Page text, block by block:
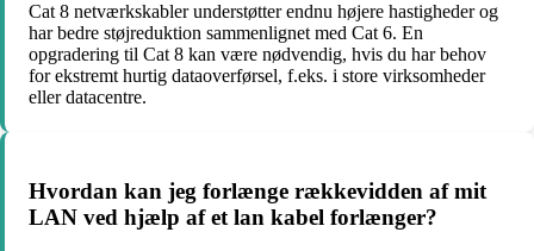
Cat 8 netværkskabler understøtter endnu højere hastigheder og
har bedre støjreduktion sammenlignet med Cat 6. En
opgradering til Cat 8 kan være nødvendig, hvis du har behov
for ekstremt hurtig dataoverførsel, f.eks. i store virksomheder
eller datacentre.
Hvordan kan jeg forlænge rækkevidden af mit
LAN ved hjælp af et lan kabel forlænger?